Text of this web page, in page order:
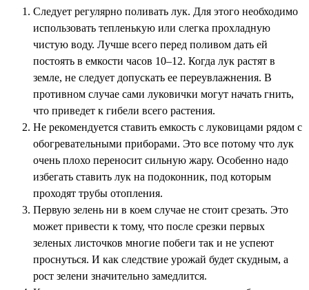
Следует регулярно поливать лук. Для этого необходимо
использовать тепленькую или слегка прохладную
чистую воду. Лучше всего перед поливом дать ей
постоять в емкости часов 10–12. Когда лук растят в
земле, не следует допускать ее переувлажнения. В
противном случае сами луковички могут начать гнить,
что приведет к гибели всего растения.
Не рекомендуется ставить емкость с луковицами рядом с
обогревательными приборами. Это все потому что лук
очень плохо переносит сильную жару. Особенно надо
избегать ставить лук на подоконник, под которым
проходят трубы отопления.
Первую зелень ни в коем случае не стоит срезать. Это
может привести к тому, что после срезки первых
зеленых листочков многие побеги так и не успеют
проснуться. И как следствие урожай будет скудным, а
рост зелени значительно замедлится.